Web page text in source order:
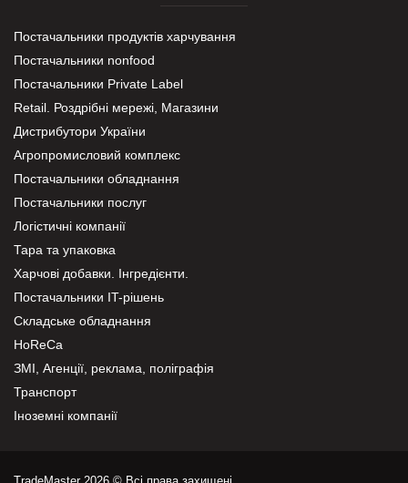
Постачальники продуктів харчування
Постачальники nonfood
Постачальники Private Label
Retail. Роздрібні мережі, Магазини
Дистрибутори України
Агропромисловий комплекс
Постачальники обладнання
Постачальники послуг
Логістичні компанії
Тара та упаковка
Харчові добавки. Інгредієнти.
Постачальники IT-рішень
Складське обладнання
HoReCa
ЗМІ, Агенції, реклама, поліграфія
Транспорт
Іноземні компанії